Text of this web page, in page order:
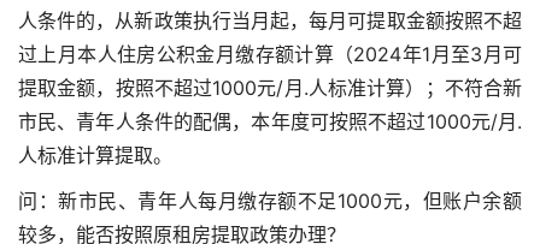
人条件的，从新政策执行当月起，每月可提取金额按照不超
过上月本人住房公积金月缴存额计算（2024年1月至3月可
提取金额，按照不超过1000元/月.人标准计算）；不符合新
市民、青年人条件的配偶，本年度可按照不超过1000元/月.
人标准计算提取。
问：新市民、青年人每月缴存额不足1000元，但账户余额
较多，能否按照原租房提取政策办理？